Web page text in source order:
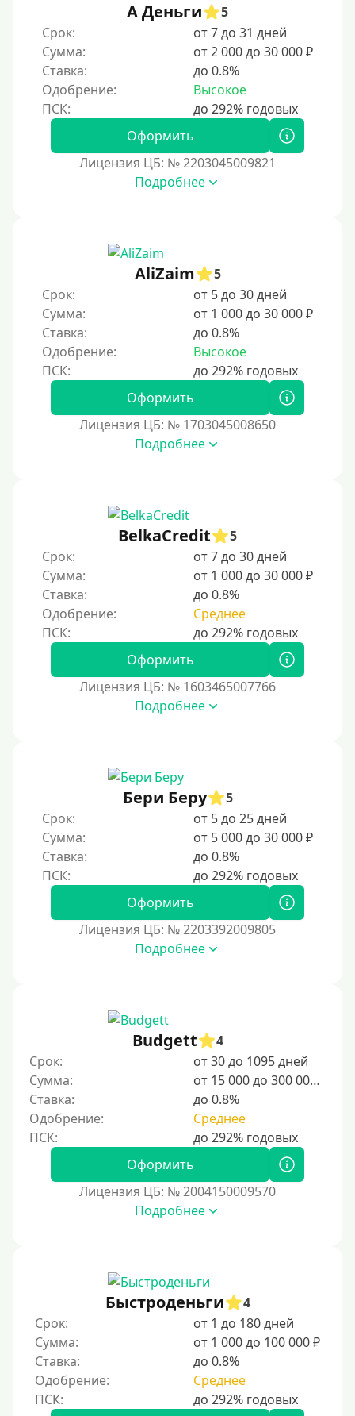
60 дней
3 месяца
90 дней
100 дней
5 месяцев
365 дней
2 года
3 года
4 года
Краткосрочные
За 3 минуты
За 5 минут
За 10 минут
За 15 минут
За час
В день обращения
Возраст
С 17 лет
С 18 лет
Категории заемщиков
Несовершеннолетним
Студентам
Женский займ
С временной регистрацией
Банкротам
Без подтверждения личности
Пенсионерам
Пенсионерам до 70 лет
А Деньги
5
Срок:
от 7 до 31 дней
Сумма:
от 2 000 до 30 000 ₽
Ставка:
до 0.8%
Одобрение:
Высокое
Оформить
Лицензия ЦБ: № 2203045009821
Подробнее
AliZaim
5
Срок:
от 5 до 30 дней
Сумма:
от 1 000 до 30 000 ₽
Ставка:
до 0.8%
Одобрение:
Высокое
Оформить
Лицензия ЦБ: № 1703045008650
Подробнее
BelkaCredit
5
Срок:
от 7 до 30 дней
Сумма:
от 1 000 до 30 000 ₽
Ставка:
до 0.8%
Одобрение:
Среднее
Оформить
Лицензия ЦБ: № 1603465007766
Подробнее
Бери Беру
5
Срок:
от 5 до 25 дней
Сумма:
от 5 000 до 30 000 ₽
Ставка:
до 0.8%
Оформить
Лицензия ЦБ: № 2203392009805
Подробнее
Budgett
4
Срок:
от 30 до 1095 дней
Сумма:
от 15 000 до 300 000 ₽
Ставка:
до 0.8%
Одобрение:
Среднее
Оформить
Лицензия ЦБ: № 2004150009570
Подробнее
Быстроденьги
4
Срок:
от 1 до 180 дней
Сумма:
от 1 000 до 100 000 ₽
Ставка:
до 0.8%
Одобрение:
Среднее